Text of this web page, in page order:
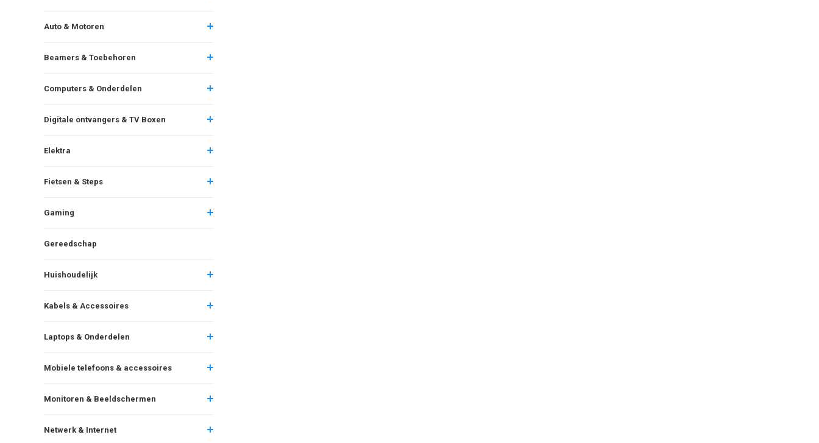
Auto & Motoren
Beamers & Toebehoren
Computers & Onderdelen
Digitale ontvangers & TV Boxen
Elektra
Fietsen & Steps
Gaming
Gereedschap
Huishoudelijk
Kabels & Accessoires
Laptops & Onderdelen
Mobiele telefoons & accessoires
Monitoren & Beeldschermen
Netwerk & Internet